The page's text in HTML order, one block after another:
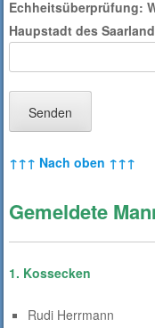
Echheitsüberprüfung:
Haupstadt des
↑↑↑ Nach oben ↑↑↑
Gemeldete
1. Kossecken
Rudi Herrmann